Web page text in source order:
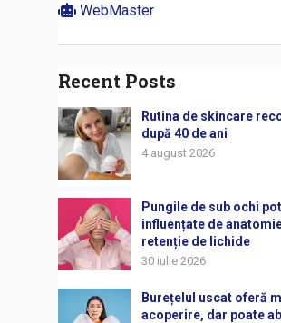
WebMaster
Recent Posts
Rutina de skincare
după 40 de ani
4 august 2026
Pungile de sub ochi
influențate de
retenție de lichide
30 iulie 2026
Burețelul uscat oferă
acoperire, dar poate